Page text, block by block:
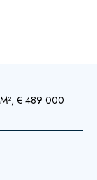
M², € 489 000